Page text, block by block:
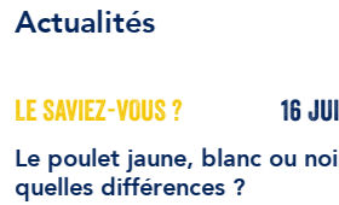
Actualités
LE SAVIEZ-VOUS ? 16
Le poulet jaune, blanc ou
quelles différences ?